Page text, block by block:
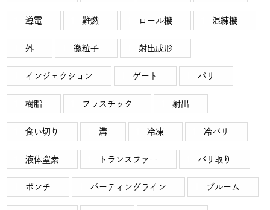
導電 難燃 ロール機 混練機
外 微粒子 射出成形
インジェクション ゲート バリ
樹脂 プラスチック 射出
食い切り 溝 冷凍 冷バリ
液体窒素 トランスファー バリ取り
ポンチ パーティングライン ブルーム